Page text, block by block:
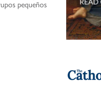
pequeños